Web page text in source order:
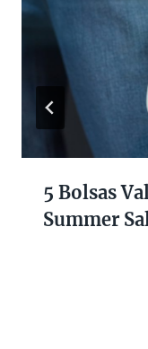
5 Bolsas
Summer